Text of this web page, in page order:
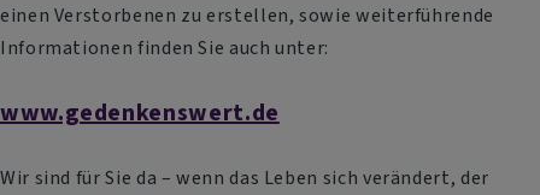
einen Verstorbenen zu erstellen, sowie weiterführende
Informationen finden Sie auch unter:
www.gedenkenswert.de
Wir sind für Sie da – wenn das Leben sich verändert, der